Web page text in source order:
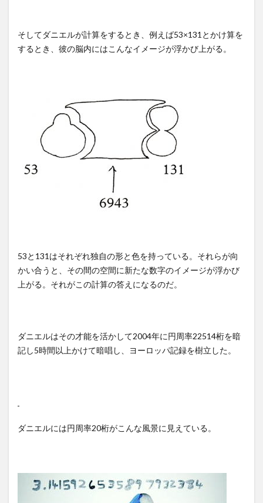
そしてダニエルが計算をするとき、例えば53×131とかけ算を
するとき、彼の脳内にはこんなイメージが浮かび上がる。
53と131はそれぞれ独自の形と色を持っている。それらが向
かい合うと、その間の空間に新たな数字のイメージが浮かび
上がる。それがこの計算の答えになるのだ。
ダニエルはその才能を活かして2004年に円周率22514桁を暗
記し5時間以上かけて暗唱し、ヨーロッパ記録を樹立した。
ダニエルには円周率20桁がこんな風景に見えている。